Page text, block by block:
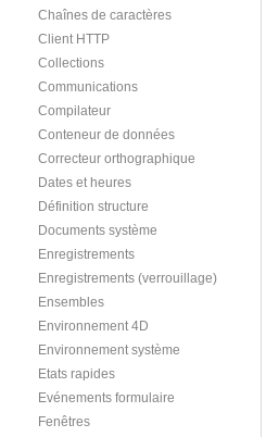
Chaînes de caractères
Client HTTP
Collections
Communications
Compilateur
Conteneur de données
Correcteur orthographique
Dates et heures
Définition structure
Documents système
Enregistrements
Enregistrements (verrouillage)
Ensembles
Environnement 4D
Environnement système
Etats rapides
Evénements formulaire
Fenêtres